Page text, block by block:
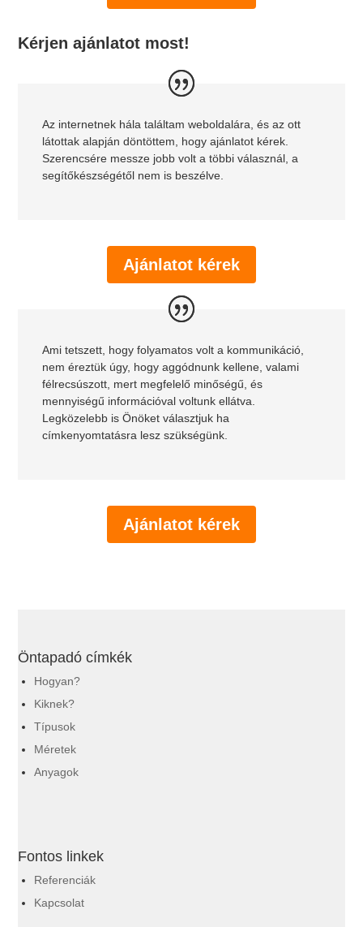
Kérjen ajánlatot most!
Az internetnek hála találtam weboldalára, és az ott
látottak alapján döntöttem, hogy ajánlatot kérek.
Szerencsére messze jobb volt a többi válasznál, a
segítőkészségétől nem is beszélve.
Ajánlatot kérek
Ami tetszett, hogy folyamatos volt a kommunikáció,
nem éreztük úgy, hogy aggódnunk kellene, valami
félrecsúszott, mert megfelelő minőségű, és
mennyiségű információval voltunk ellátva.
Legközelebb is Önöket választjuk ha
címkenyomtatásra lesz szükségünk.
Ajánlatot kérek
Öntapadó címkék
Hogyan?
Kiknek?
Típusok
Méretek
Anyagok
Fontos linkek
Referenciák
Kapcsolat